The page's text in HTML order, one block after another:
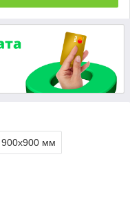
900х900 мм